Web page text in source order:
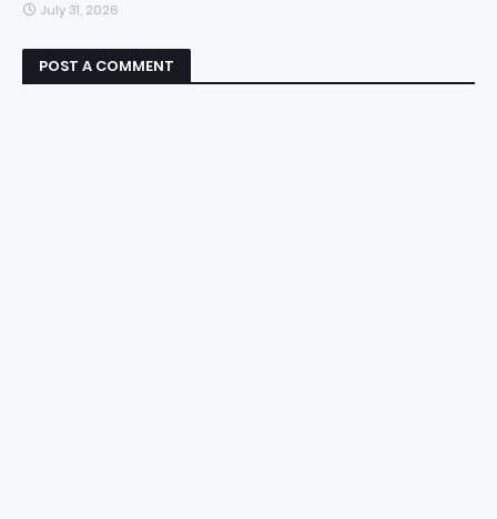
July 31, 2026
POST A COMMENT